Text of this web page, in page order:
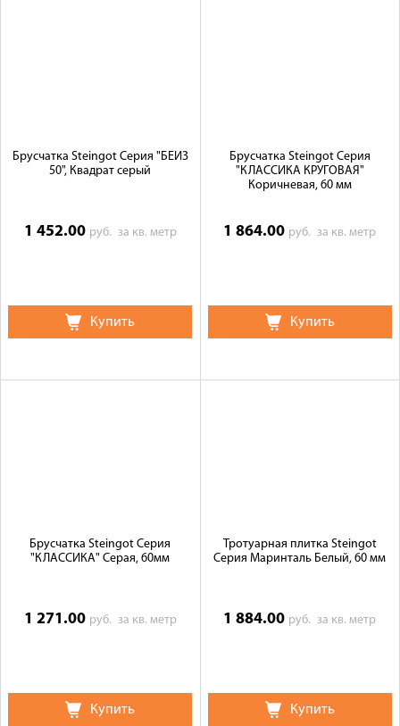
Брусчатка Steingot Серия "БЕЙЗ
50", Квадрат серый
1 452.00 руб. за кв. метр
Купить
Брусчатка Steingot Серия
"КЛАССИКА КРУГОВАЯ"
Коричневая, 60 мм
1 864.00 руб.за кв. метр
Купить
Брусчатка Steingot Серия
"КЛАССИКА" Серая, 60мм
1 271.00 руб. за кв. метр
Купить
Тротуарная плитка Steingot
Серия Маринталь Белый, 60 мм
1 884.00 руб.за кв. метр
Купить